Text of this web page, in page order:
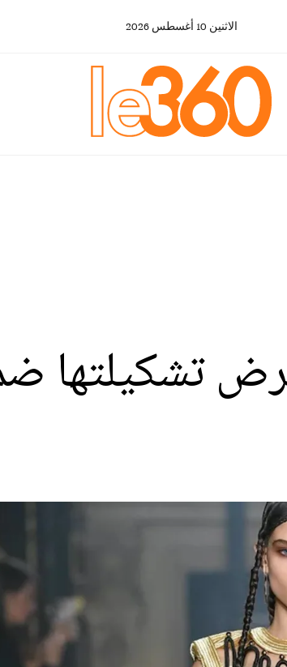
الاثنين 10 أغسطس 2026
تشكيلتها